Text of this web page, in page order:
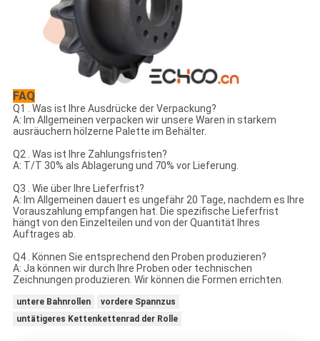
FAQ
Q1 . Was ist Ihre Ausdrücke der Verpackung?
A: Im Allgemeinen verpacken wir unsere Waren in starkem
ausräuchern hölzerne Palette im Behälter.
Q2 . Was ist Ihre Zahlungsfristen?
A: T/T 30% als Ablagerung und 70% vor Lieferung.
Q3 . Wie über Ihre Lieferfrist?
A: Im Allgemeinen dauert es ungefähr 20 Tage, nachdem es Ihre
Vorauszahlung empfangen hat. Die spezifische Lieferfrist
hängt von den Einzelteilen und von der Quantität Ihres
Auftrages ab.
Q4 . Können Sie entsprechend den Proben produzieren?
A: Ja können wir durch Ihre Proben oder technischen
Zeichnungen produzieren. Wir können die Formen errichten.
untere Bahnrollen
vordere Spannzus
untätigeres Kettenkettenrad der Rolle